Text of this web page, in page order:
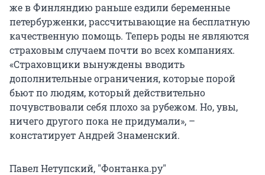
же в Финляндию раньше ездили беременные
петербурженки, рассчитывающие на бесплатную
качественную помощь. Теперь роды не являются
страховым случаем почти во всех компаниях.
«Страховщики вынуждены вводить
дополнительные ограничения, которые порой
бьют по людям, который действительно
почувствовали себя плохо за рубежом. Но, увы,
ничего другого пока не придумали», –
констатирует Андрей Знаменский.
Павел Нетупский, "Фонтанка.ру"